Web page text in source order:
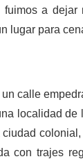
a
lugar para
calle
localidad
con trajes